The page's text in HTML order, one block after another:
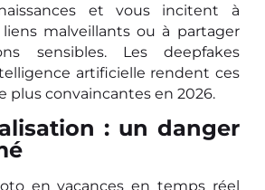
et vous incitent à
malveillants ou à partager
sensibles. Les deepfakes
artificielle rendent ces
plus convaincantes en 2026.
: un danger
en vacances en temps réel